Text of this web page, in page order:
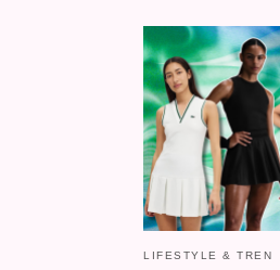
LIFESTYLE & TREN